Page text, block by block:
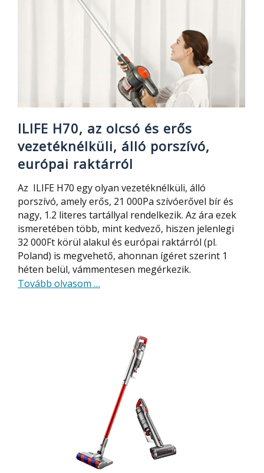
porszívó,
nedves
száraz
takarításhoz
egyaránt
ILIFE H70, az olcsó és erős
vezetéknélküli, álló porszívó,
európai raktárról
Az ILIFE H70 egy olyan vezetéknélküli, álló
porszívó, amely erős, 21 000Pa szívóerővel bír és
nagy, 1.2 literes tartállyal rendelkezik. Az ára ezek
ismeretében több, mint kedvező, hiszen jelenlegi
32 000Ft körül alakul és európai raktárról (pl.
Poland) is megvehető, ahonnan ígéret szerint 1
héten belül, vámmentesen megérkezik.
Tovább olvasom about
vezetéknélküli,
porszívó,
európai
raktárról
…